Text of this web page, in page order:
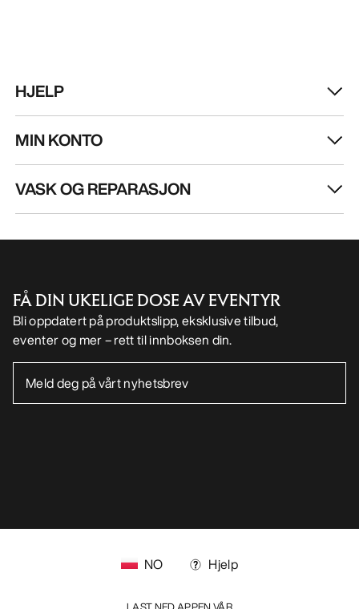
HJELP
MIN KONTO
VASK OG REPARASJON
FÅ DIN UKELIGE DOSE AV EVENTYR
Bli oppdatert på produktslipp, eksklusive tilbud,
eventer og mer – rett til innboksen din.
NO Hjelp